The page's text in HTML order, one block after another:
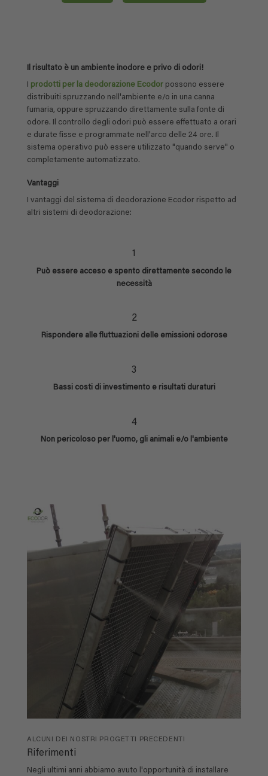
Il risultato è un ambiente inodore e privo di odori!
I prodotti per la deodorazione Ecodor possono essere
distribuiti spruzzando nell'ambiente e/o in una canna
fumaria, oppure spruzzando direttamente sulla fonte di
odore. Il controllo degli odori può essere effettuato a orari
e durate fisse e programmate nell'arco delle 24 ore. Il
sistema operativo può essere utilizzato "quando serve" o
completamente automatizzato.
Vantaggi
I vantaggi del sistema di deodorazione Ecodor rispetto ad
altri sistemi di deodorazione:
1
Può essere acceso e spento direttamente secondo le
necessità
2
Rispondere alle fluttuazioni delle emissioni odorose
3
Bassi costi di investimento e risultati duraturi
4
Non pericoloso per l'uomo, gli animali e/o l'ambiente
ALCUNI DEI NOSTRI PROGETTI PRECEDENTI
Riferimenti
Negli ultimi anni abbiamo avuto l'opportunità di installare